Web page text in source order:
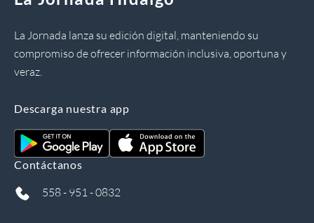
La Jornada lanza su edición digital, manteniendo su
compromiso de ofrecer información inclusiva, oportuna y
veraz.
Descarga nuestra app
Contáctanos
558 - 951 - 0832